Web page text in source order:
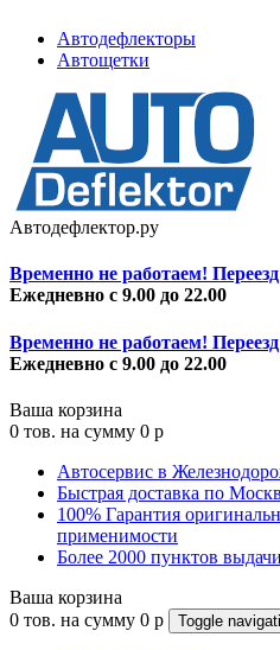
Автодефлекторы
Автощетки
Автодефлектор.ру
Временно не работаем!
Ежедневно с 9.00 до 22.00
Временно не работаем!
Ежедневно с 9.00 до 22.00
Ваша корзина
0 тов. на сумму 0 p
Автосервис в
Быстрая доставка по
100% Гарантия
применимости
Более 2000 пунктов
Ваша корзина
0 тов. на сумму 0 p Toggle